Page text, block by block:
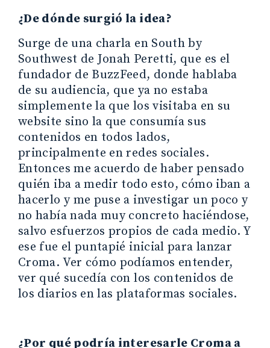
¿De dónde surgió la idea?
Surge de una charla en South by
Southwest de Jonah Peretti, que es el
fundador de BuzzFeed, donde hablaba
de su audiencia, que ya no estaba
simplemente la que los visitaba en su
website sino la que consumía sus
contenidos en todos lados,
principalmente en redes sociales.
Entonces me acuerdo de haber pensado
quién iba a medir todo esto, cómo iban a
hacerlo y me puse a investigar un poco y
no había nada muy concreto haciéndose,
salvo esfuerzos propios de cada medio. Y
ese fue el puntapié inicial para lanzar
Croma. Ver cómo podíamos entender,
ver qué sucedía con los contenidos de
los diarios en las plataformas sociales.
¿Por qué podría interesarle Croma a